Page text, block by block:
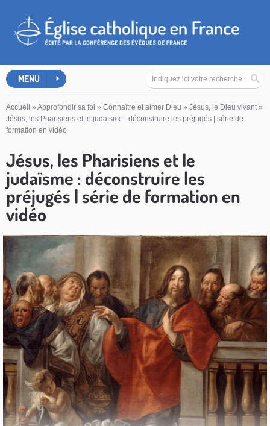
MENU
Accueil » Approfondir sa foi » Connaître et aimer Dieu » Jésus, le Dieu vivant»
Jésus, les Pharisiens et le judaïsme : déconstruire les préjugés | série de
formation en vidéo
Jésus, les Pharisiens et le
judaïsme : déconstruire les
préjugés | série de formation en
vidéo